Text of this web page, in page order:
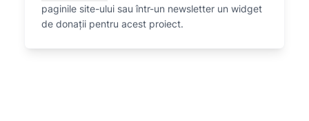
paginile site-ului sau într-un newsletter un widget
de donații pentru acest proiect.